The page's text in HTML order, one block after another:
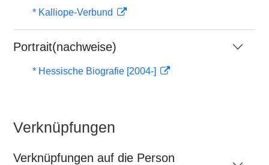
* Kalliope-Verbund
Portrait(nachweise)
* Hessische Biografie [2004-]
Verknüpfungen
Verknüpfungen auf die Person